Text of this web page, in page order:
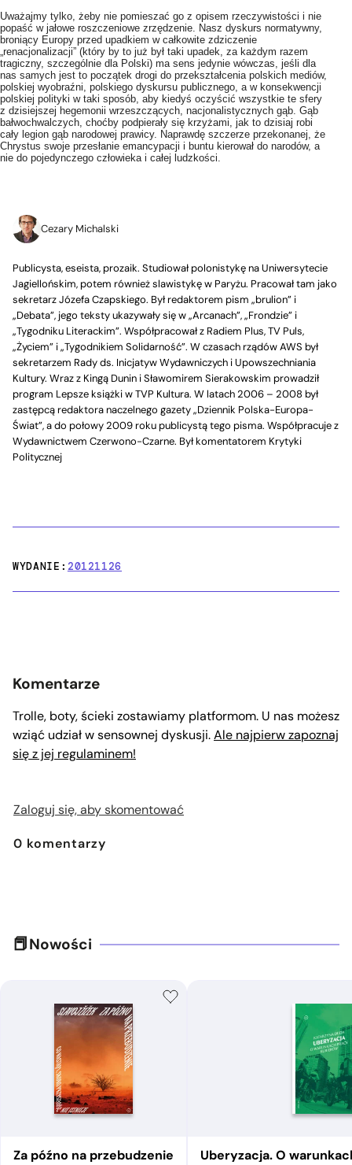
Uważajmy tylko, żeby nie pomieszać go z opisem rzeczywistości i nie
popaść w jałowe roszczeniowe zrzędzenie. Nasz dyskurs normatywny,
broniący Europy przed upadkiem w całkowite zdziczenie
„renacjonalizacji” (który by to już był taki upadek, za każdym razem
tragiczny, szczególnie dla Polski) ma sens jedynie wówczas, jeśli dla
nas samych jest to początek drogi do przekształcenia polskich mediów,
polskiej wyobraźni, polskiego dyskursu publicznego, a w konsekwencji
polskiej polityki w taki sposób, aby kiedyś oczyścić wszystkie te sfery
z dzisiejszej hegemonii wrzeszczących, nacjonalistycznych gąb. Gąb
bałwochwalczych, choćby podpierały się krzyżami, jak to dzisiaj robi
cały legion gąb narodowej prawicy. Naprawdę szczerze przekonanej, że
Chrystus swoje przesłanie emancypacji i buntu kierował do narodów, a
nie do pojedynczego człowieka i całej ludzkości.
Cezary Michalski
Publicysta, eseista, prozaik. Studiował polonistykę na Uniwersytecie
Jagiellońskim, potem również slawistykę w Paryżu. Pracował tam jako
sekretarz Józefa Czapskiego. Był redaktorem pism „brulion” i
„Debata”, jego teksty ukazywały się w „Arcanach”, „Frondzie” i
„Tygodniku Literackim”. Współpracował z Radiem Plus, TV Puls,
„Życiem” i „Tygodnikiem Solidarność”. W czasach rządów AWS był
sekretarzem Rady ds. Inicjatyw Wydawniczych i Upowszechniania
Kultury. Wraz z Kingą Dunin i Sławomirem Sierakowskim prowadził
program Lepsze książki w TVP Kultura. W latach 2006 – 2008 był
zastępcą redaktora naczelnego gazety „Dziennik Polska-Europa-
Świat”, a do połowy 2009 roku publicystą tego pisma. Współpracuje z
Wydawnictwem Czerwono-Czarne. Był komentatorem Krytyki
Politycznej
WYDANIE:20121126
Komentarze
Trolle, boty, ścieki zostawiamy platformom. U nas możesz
wziąć udział w sensownej dyskusji.Ale najpierw zapoznaj
się z jej regulaminem!
Zaloguj się, aby skomentować
0 komentarzy
Nowości
Za późno na przebudzenie Uberyzacja. O